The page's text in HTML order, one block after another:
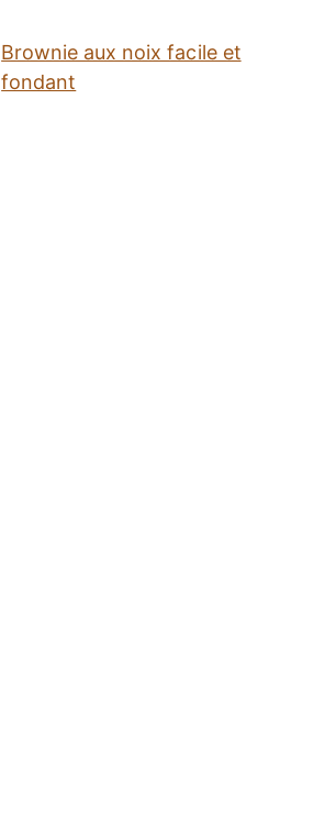
Brownie aux noix facile et
fondant